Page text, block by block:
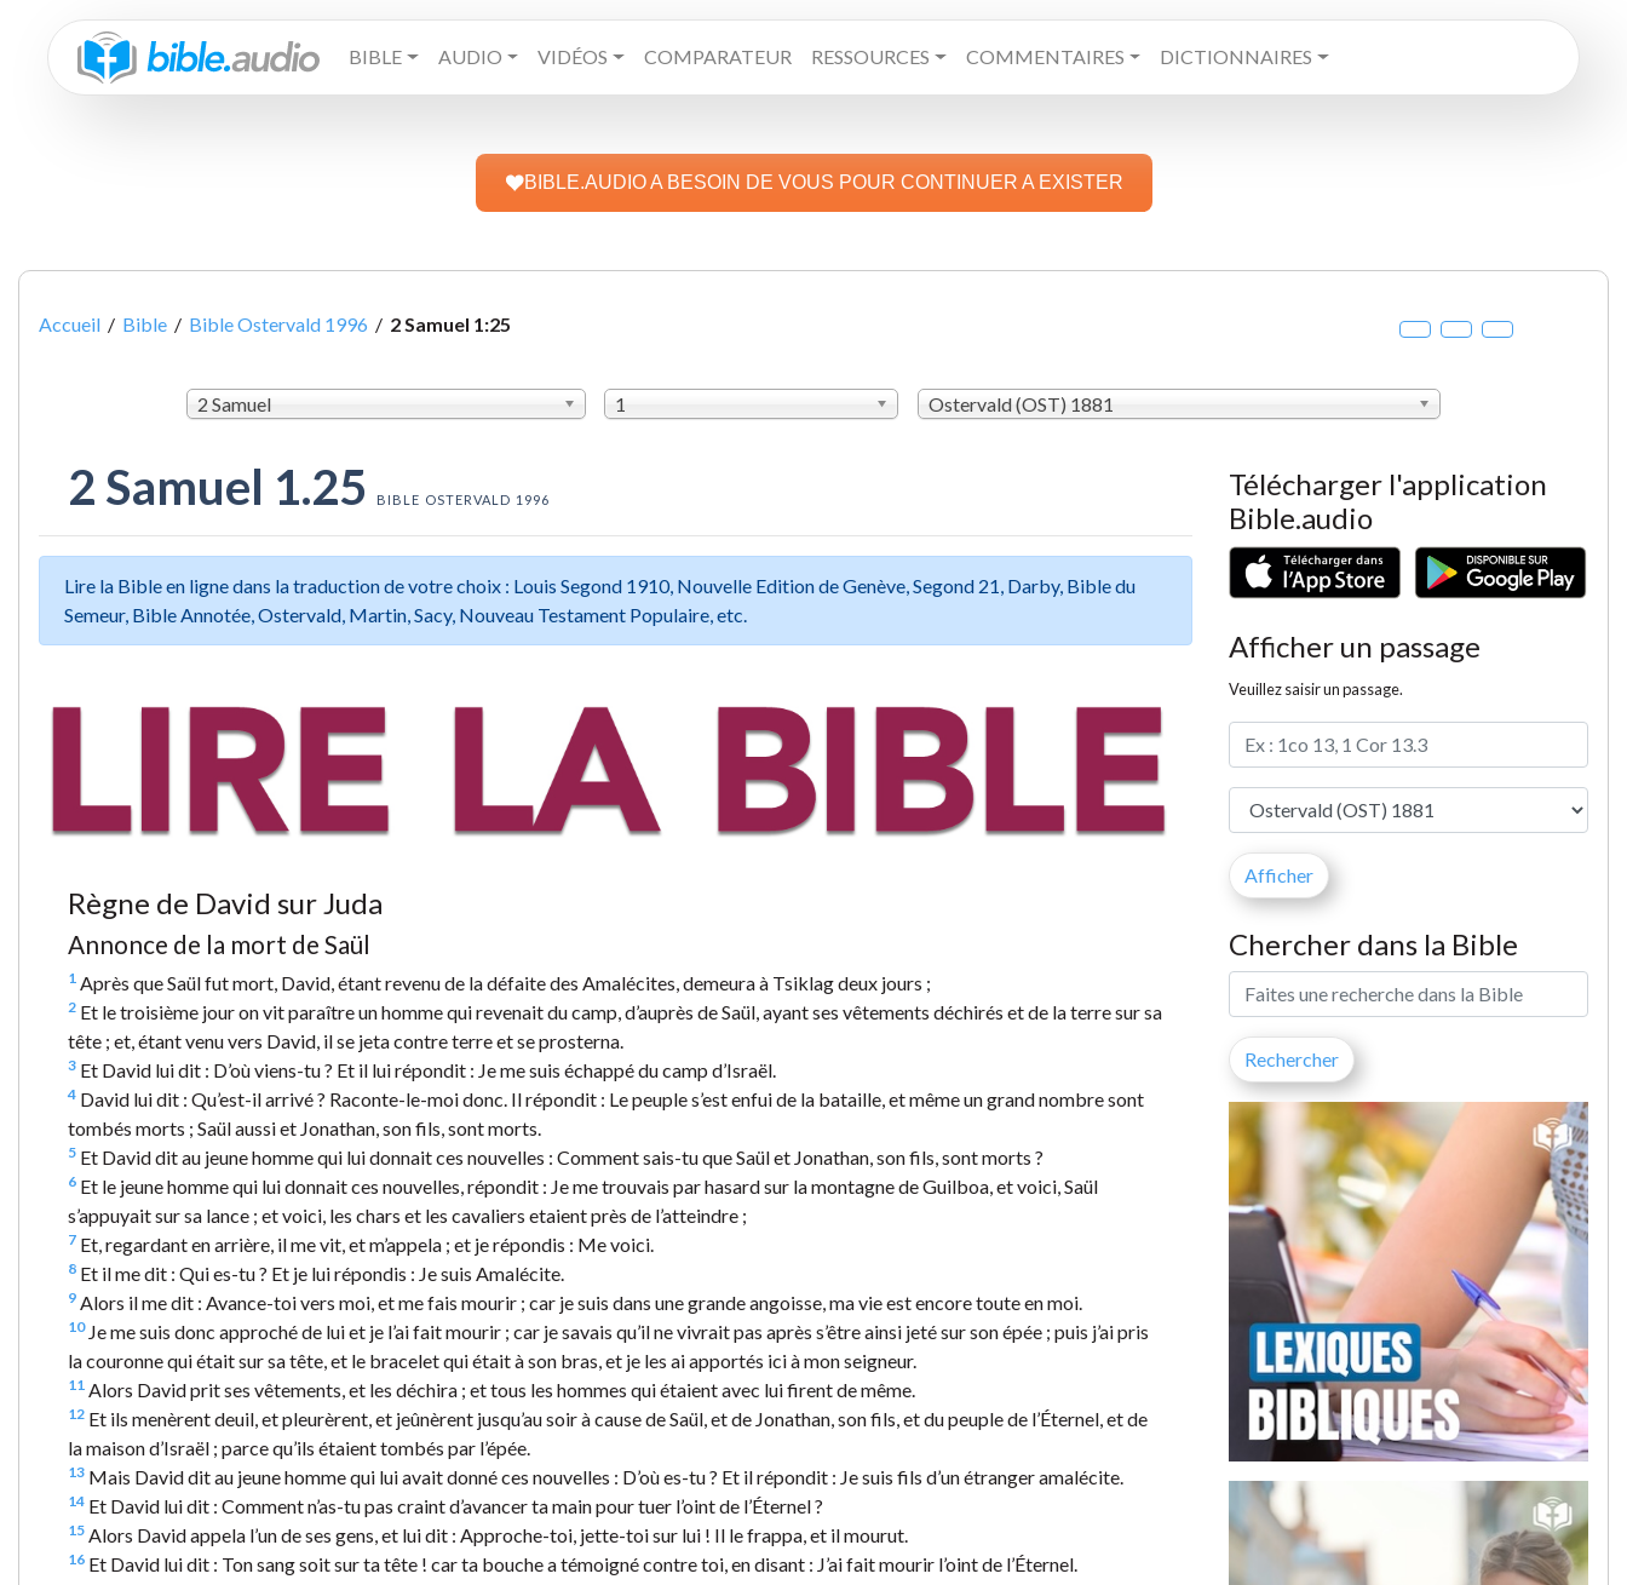
BIBLE AUDIO VIDÉOS COMPARATEUR RESSOURCES COMMENTAIRES DICTIONNAIRES
BIBLE.AUDIO A BESOIN DE VOUS POUR CONTINUER A EXISTER
Accueil / Bible / Bible Ostervald 1996 / 2 Samuel 1:25
2 Samuel 1 Ostervald (OST) 1881
2 Samuel 1.25 BIBLE OSTERVALD 1996
Lire la Bible en ligne dans la traduction de votre choix : Louis Segond 1910, Nouvelle Edition de Genève, Segond 21, Darby, Bible du
Semeur, Bible Annotée, Ostervald, Martin, Sacy, Nouveau Testament Populaire, etc.
Règne de David sur Juda
Annonce de la mort de Saül
1 Après que Saül fut mort, David, étant revenu de la défaite des Amalécites, demeura à Tsiklag deux jours ;
2 Et le troisième jour on vit paraître un homme qui revenait du camp, d’auprès de Saül, ayant ses vêtements déchirés et de la terre sur sa
tête ; et, étant venu vers David, il se jeta contre terre et se prosterna.
3 Et David lui dit : D’où viens-tu ? Et il lui répondit : Je me suis échappé du camp d’Israël.
4 David lui dit : Qu’est-il arrivé ? Raconte-le-moi donc. Il répondit : Le peuple s’est enfui de la bataille, et même un grand nombre sont
tombés morts ; Saül aussi et Jonathan, son fils, sont morts.
5 Et David dit au jeune homme qui lui donnait ces nouvelles : Comment sais-tu que Saül et Jonathan, son fils, sont morts ?
6 Et le jeune homme qui lui donnait ces nouvelles, répondit : Je me trouvais par hasard sur la montagne de Guilboa, et voici, Saül
s’appuyait sur sa lance ; et voici, les chars et les cavaliers etaient près de l’atteindre ;
7 Et, regardant en arrière, il me vit, et m’appela ; et je répondis : Me voici.
8 Et il me dit : Qui es-tu ? Et je lui répondis : Je suis Amalécite.
9 Alors il me dit : Avance-toi vers moi, et me fais mourir ; car je suis dans une grande angoisse, ma vie est encore toute en moi.
10Je me suis donc approché de lui et je l’ai fait mourir ; car je savais qu’il ne vivrait pas après s’être ainsi jeté sur son épée ; puis j’ai pris
la couronne qui était sur sa tête, et le bracelet qui était à son bras, et je les ai apportés ici à mon seigneur.
11 Alors David prit ses vêtements, et les déchira ; et tous les hommes qui étaient avec lui firent de même.
12 Et ils menèrent deuil, et pleurèrent, et jeûnèrent jusqu’au soir à cause de Saül, et de Jonathan, son fils, et du peuple de l’Éternel, et de
la maison d’Israël ; parce qu’ils étaient tombés par l’épée.
13 Mais David dit au jeune homme qui lui avait donné ces nouvelles : D’où es-tu ? Et il répondit : Je suis fils d’un étranger amalécite.
14 Et David lui dit : Comment n’as-tu pas craint d’avancer ta main pour tuer l’oint de l’Éternel ?
15 Alors David appela l’un de ses gens, et lui dit : Approche-toi, jette-toi sur lui ! Il le frappa, et il mourut.
16 Et David lui dit : Ton sang soit sur ta tête ! car ta bouche a témoigné contre toi, en disant : J’ai fait mourir l’oint de l’Éternel.
Télécharger l'application
Bible.audio
Afficher un passage
Veuillez saisir un passage.
Chercher dans la Bible